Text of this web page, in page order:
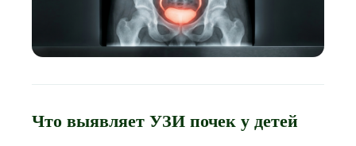
Что выявляет УЗИ почек у детей